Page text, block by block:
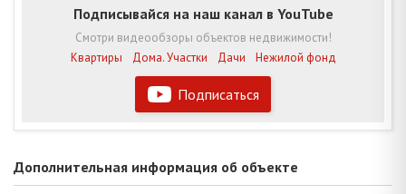
Подписаться
Подписывайся на наш канал в YouTube
Смотри видеообзоры объектов недвижимости!
Квартиры
Дома. Участки Дачи Нежилой фонд
Дополнительная информация об объекте